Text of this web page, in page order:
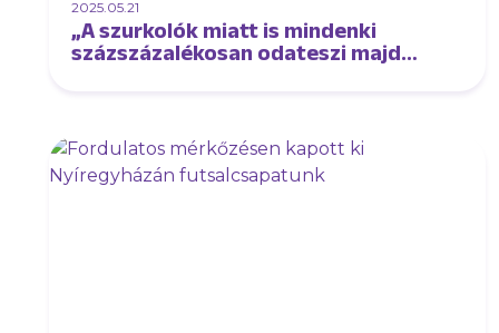
2025.05.21
„A szurkolók miatt is mindenki
százszázalékosan odateszi majd